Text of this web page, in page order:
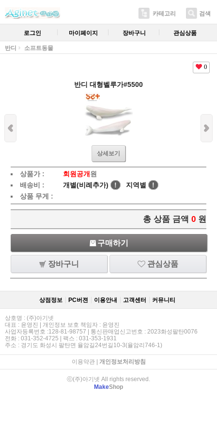
카테고리 검색
로그인 마이페이지 장바구니 관심상품
반디 소프트동물
0
반디 대형벨루가#5500
상세보기
상품가 : 회원공개 원
배송비 :
개별(비례추가) ! 지역별
!
상품 무게 :
총 상품 금액 0 원
구매하기
장바구니 관심상품
상점정보 PC버젼 이용안내 고객센터 커뮤니티
상호명 : (주)아기넷
대표 : 윤영진 | 개인정보 보호 책임자 : 윤영진
사업자등록번호 :128-81-98757 | 통신판매업신고번호 : 2023화성팔탄0076
전화 : 031-352-4725 | 팩스 : 031-353-1931
주소 : 경기도 화성시 팔탄면 율암길24번길10-3(율암리746-1)
이용약관| 개인정보처리방침
ⓒ(주)아기넷 All rights reserved.
MakeShop